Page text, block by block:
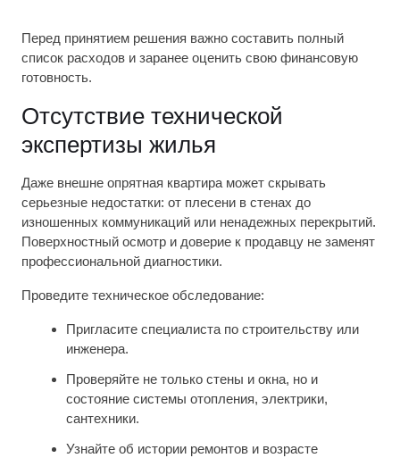
Перед принятием решения важно составить полный
список расходов и заранее оценить свою финансовую
готовность.
Отсутствие технической
экспертизы жилья
Даже внешне опрятная квартира может скрывать
серьезные недостатки: от плесени в стенах до
изношенных коммуникаций или ненадежных перекрытий.
Поверхностный осмотр и доверие к продавцу не заменят
профессиональной диагностики.
Проведите техническое обследование:
Пригласите специалиста по строительству или
инженера.
Проверяйте не только стены и окна, но и
состояние системы отопления, электрики,
сантехники.
Узнайте об истории ремонтов и возрасте